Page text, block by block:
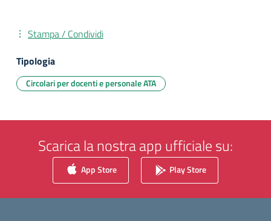
Stampa / Condividi
Tipologia
Circolari per docenti e personale ATA
Scarica la nostra app ufficiale su:
App Store Play Store